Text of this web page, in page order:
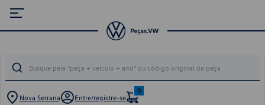
Nova Serrana Entre/registre-se
0